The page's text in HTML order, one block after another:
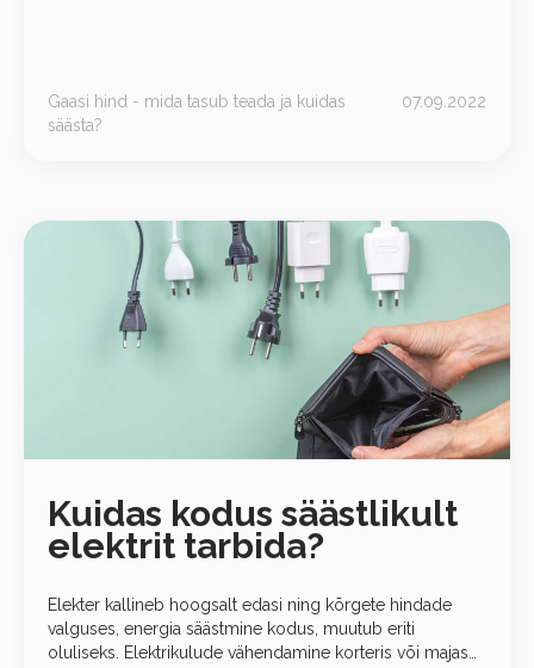
Gaasi hind - mida tasub teada ja kuidas
säästa?
07.09.2022
Kuidas kodus säästlikult
elektrit tarbida?
Elekter kallineb hoogsalt edasi ning kõrgete hindade
valguses, energia säästmine kodus, muutub eriti
oluliseks. Elektrikulude vähendamine korteris või majas